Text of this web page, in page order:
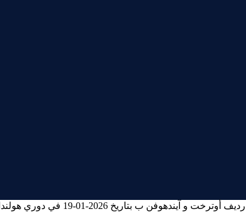
بتاريخ 2026-01-19 في دوري هولندا, الدوري الهولندي – الدرجة الأولى